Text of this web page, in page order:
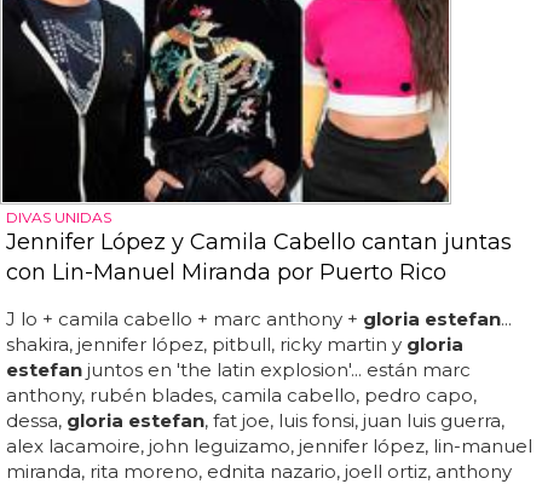
DIVAS UNIDAS
Jennifer López y Camila Cabello cantan juntas
con Lin-Manuel Miranda por Puerto Rico
J lo + camila cabello + marc anthony + gloria estefan...
shakira, jennifer lópez, pitbull, ricky martin y gloria
estefan juntos en 'the latin explosion'... están marc
anthony, rubén blades, camila cabello, pedro capo,
dessa, gloria estefan, fat joe, luis fonsi, juan luis guerra,
alex lacamoire, john leguizamo, jennifer lópez, lin-manuel
miranda, rita moreno, ednita nazario, joell ortiz, anthony